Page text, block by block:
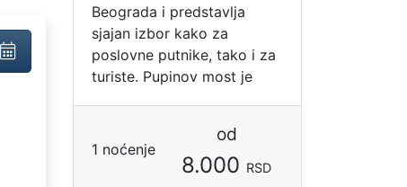
Beograda i predstavlja
sjajan izbor kako za
poslovne putnike, tako i za
turiste. Pupinov most je
1 noćenje
od
8.000 RSD